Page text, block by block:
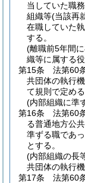
当していた職
組織等(当該再
在職していた
する。
(離職前5年間
織等に属する
第15条
法第60
共団体の執行
て規則で定める
(内部組織に準
第16条
法第60
る普通地方公
準ずる職であ
とする。
(内部組織の長
共団体の執行
第17条
法第60